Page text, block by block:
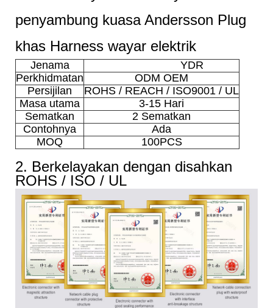
penyambung kuasa Andersson Plug
khas Harness wayar elektrik
Jenama
YDR
Perkhidmatan
ODM OEM
Persijilan
ROHS / REACH / ISO9001 / UL
Masa utama
3-15 Hari
Sematkan
2 Sematkan
Contohnya
Ada
MOQ
100PCS
2. Berkelayakan dengan disahkan
ROHS / ISO / UL